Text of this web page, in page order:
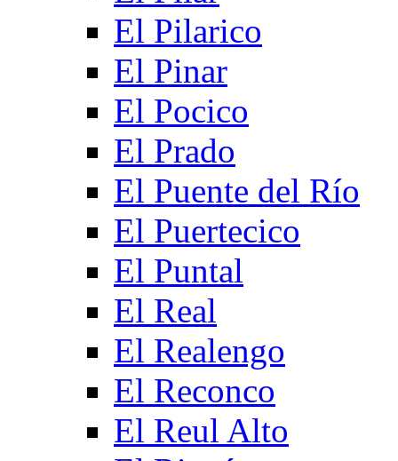
El Pilarico
El Pinar
El Pocico
El Prado
El Puente del Río
El Puertecico
El Puntal
El Real
El Realengo
El Reconco
El Reul Alto